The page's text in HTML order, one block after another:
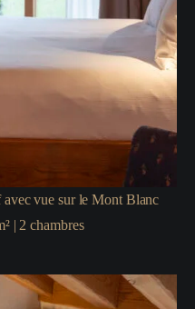
vue sur le Mont Blanc
| 2 chambres